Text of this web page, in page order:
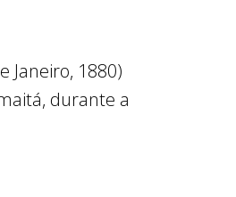
Janeiro, 1880)
durante a